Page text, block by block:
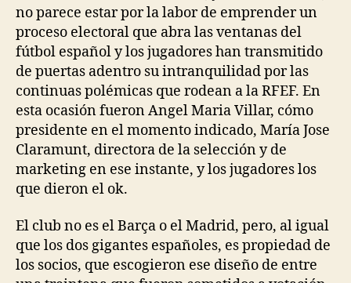
no parece estar por la labor de emprender un
proceso electoral que abra las ventanas del
fútbol español y los jugadores han transmitido
de puertas adentro su intranquilidad por las
continuas polémicas que rodean a la RFEF. En
esta ocasión fueron Angel Maria Villar, cómo
presidente en el momento indicado, María Jose
Claramunt, directora de la selección y de
marketing en ese instante, y los jugadores los
que dieron el ok.
El club no es el Barça o el Madrid, pero, al igual
que los dos gigantes españoles, es propiedad de
los socios, que escogieron ese diseño de entre